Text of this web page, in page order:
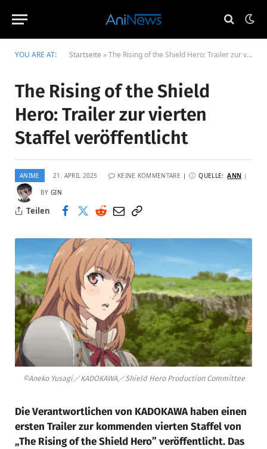
YOU ARE AT: Startseite »The Rising of the Shield Hero: Trailer zur vierten Staffel veröffentlicht
The Rising of the Shield
Hero: Trailer zur vierten
Staffel veröffentlicht
ANIME 21. APRIL 2025 KEINE KOMMENTARE QUELLE: ANN
BY GIN
Teilen
©Aneko Yusagi／KADOKAWA／Shield Hero Production Committee
Die Verantwortlichen von KADOKAWA haben einen
ersten Trailer zur kommenden vierten Staffel von
„The Rising of the Shield Hero” veröffentlicht. Das